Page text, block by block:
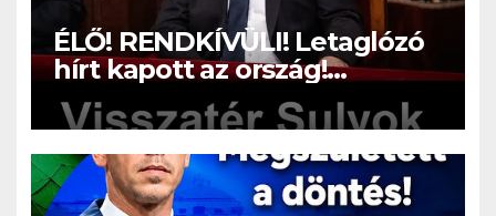
ÉLŐ! RENDKÍVÜLI! Letaglózó
hírt kapott az ország!
Visszatérhet Sulyok Tamás!? –
ERRE senki nem volt
felkészülve: